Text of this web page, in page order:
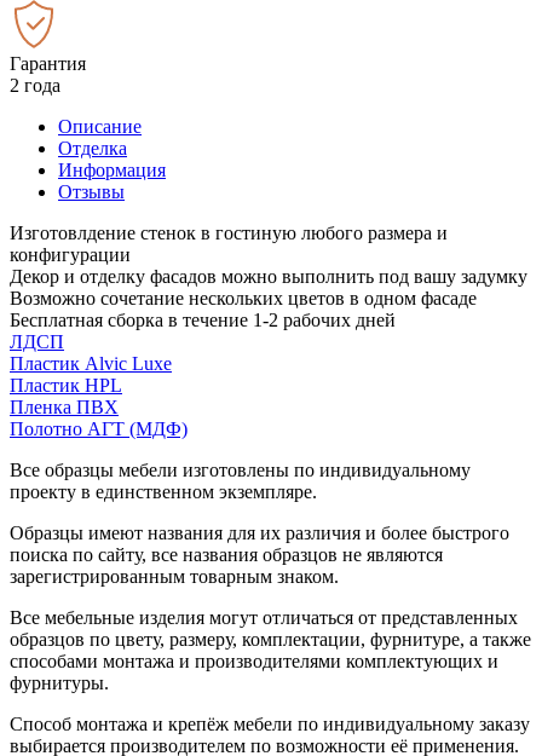
Гарантия
2 года
Описание
Отделка
Информация
Отзывы
Изготовлдение стенок в гостиную любого размера и
конфигурации
Декор и отделку фасадов можно выполнить под вашу задумку
Возможно сочетание нескольких цветов в одном фасаде
Бесплатная сборка в течение 1-2 рабочих дней
ЛДСП
Пластик Alvic Luxe
Пластик HPL
Пленка ПВХ
Полотно АГТ (МДФ)
Все образцы мебели изготовлены по индивидуальному
проекту в единственном экземпляре.
Образцы имеют названия для их различия и более быстрого
поиска по сайту, все названия образцов не являются
зарегистрированным товарным знаком.
Все мебельные изделия могут отличаться от представленных
образцов по цвету, размеру, комплектации, фурнитуре, а также
способами монтажа и производителями комплектующих и
фурнитуры.
Способ монтажа и крепёж мебели по индивидуальному заказу
выбирается производителем по возможности её применения.